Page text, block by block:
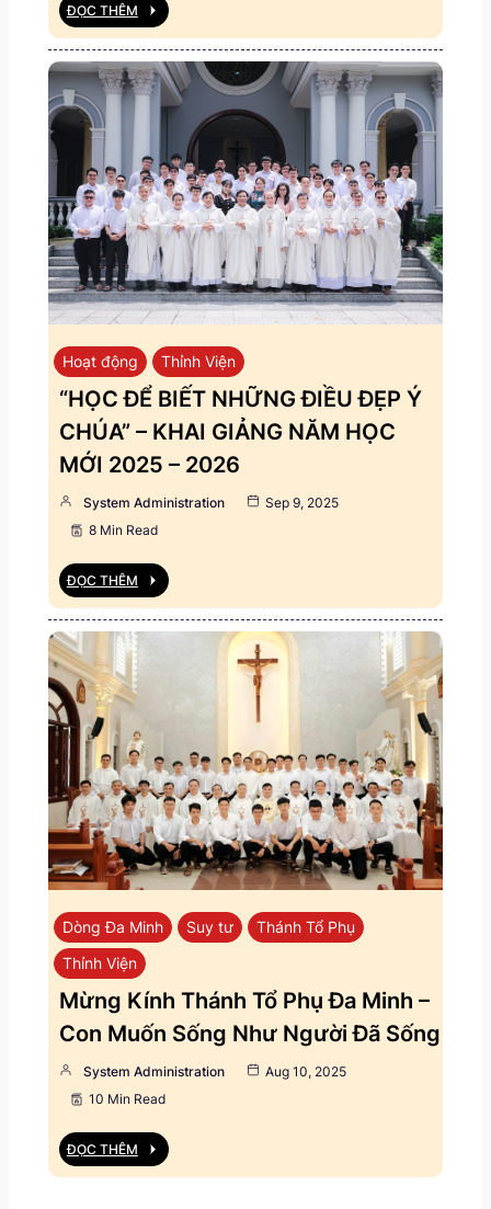
ĐỌC THÊM
Hoạt động Thỉnh Viện
“HỌC ĐỂ BIẾT NHỮNG ĐIỀU ĐẸP Ý
CHÚA” – KHAI GIẢNG NĂM HỌC
MỚI 2025 – 2026
System Administration
Sep 9, 2025
8 Min Read
ĐỌC THÊM
Dòng Đa Minh Suy tư
Thánh Tổ Phụ
Thỉnh Viện
Mừng Kính Thánh Tổ Phụ Đa Minh –
Con Muốn Sống Như Người Đã Sống
System Administration
Aug 10, 2025
10 Min Read
ĐỌC THÊM